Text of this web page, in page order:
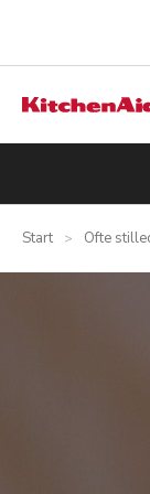
Start > Ofte